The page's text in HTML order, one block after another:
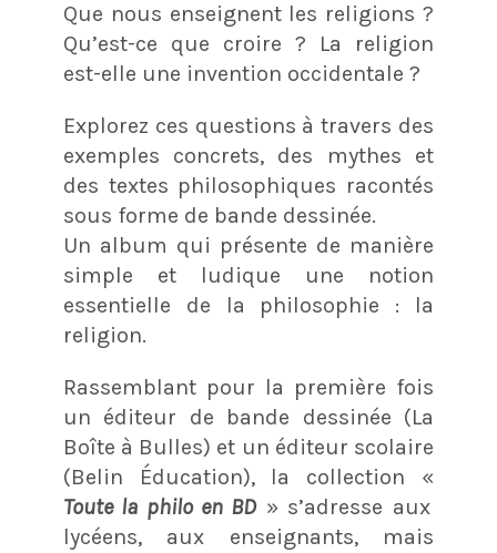
Que nous enseignent les religions ?
Qu’est-ce que croire ? La religion
est-elle une invention occidentale ?
Explorez ces questions à travers des
exemples concrets, des mythes et
des textes philosophiques racontés
sous forme de bande dessinée.
Un album qui présente de manière
simple et ludique une notion
essentielle de la philosophie : la
religion.
Rassemblant pour la première fois
un éditeur de bande dessinée (La
Boîte à Bulles) et un éditeur scolaire
(Belin Éducation), la collection «
Toute la philo en BD» s’adresse aux
lycéens, aux enseignants, mais